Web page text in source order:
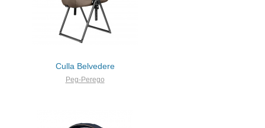
Culla Belvedere
Peg-Perego